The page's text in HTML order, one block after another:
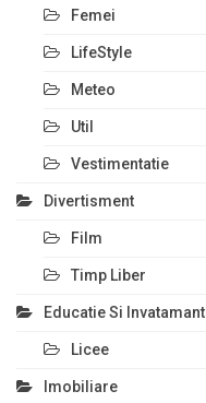
Femei
LifeStyle
Meteo
Util
Vestimentatie
Divertisment
Film
Timp Liber
Educatie Si Invatamant
Licee
Imobiliare